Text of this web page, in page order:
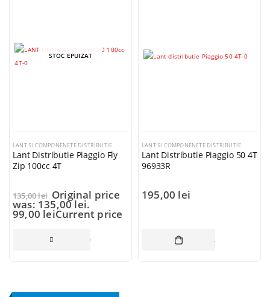
STOC EPUIZAT
LANT SI COMPONENETE DISTRIBUTIE
Lant Distributie Piaggio Fly
Zip 100cc 4T
135,00lei Original price
was: 135,00 lei.
99,00 leiCurrent price
is: 99,00 lei.
CITEȘTE MAI MULT
LANT SI COMPONENETE DISTRIBUTIE
Lant Distributie Piaggio 50 4T
96933R
195,00 lei
ADAUGĂ ÎN COȘ